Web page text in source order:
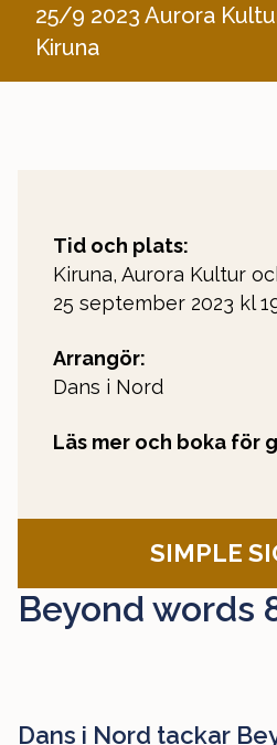
25/9 2023 Aurora
Kiruna
Beyond words
Dans i Nord tackar
Tid och plats:
Kiruna, Aurora Kultur
25 september 2023 kl
Arrangör:
Dans i Nord
Läs mer och boka för
SIMPLE